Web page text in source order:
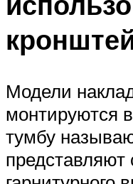
Модели
монтируются
тумбу